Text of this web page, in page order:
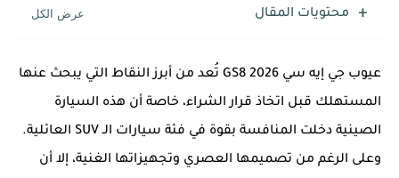
محتويات المقال
عيوب جي إيه سي GS8 2026 تُعد من أبرز النقاط التي يبحث عنها
المستهلك قبل اتخاذ قرار الشراء، خاصة أن هذه السيارة
الصينية دخلت المنافسة بقوة في فئة سيارات الـ SUV العائلية.
وعلى الرغم من تصميمها العصري وتجهيزاتها الغنية، إلا أن